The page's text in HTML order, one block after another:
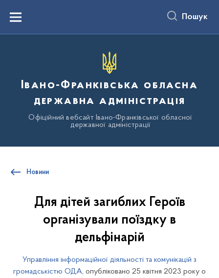
вмістуMenu Пошук
Івано-Франківська обласна
державна адміністрація
Офіційний вебсайт Івано-Франківської обласної
державної адміністрації
Новини
Для дітей загиблих Героїв
організували поїздку в
дельфінарій
Управління інформаційної діяльності та комунікацій з
громадськістю ОДА, опубліковано 25 квітня 2023 року о